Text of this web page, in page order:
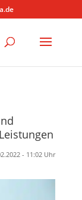
- 11:02 Uhr